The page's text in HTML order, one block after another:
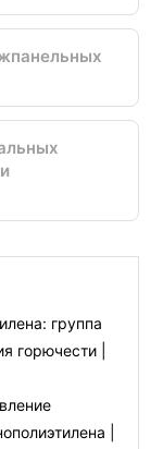
группа
горючести |
|